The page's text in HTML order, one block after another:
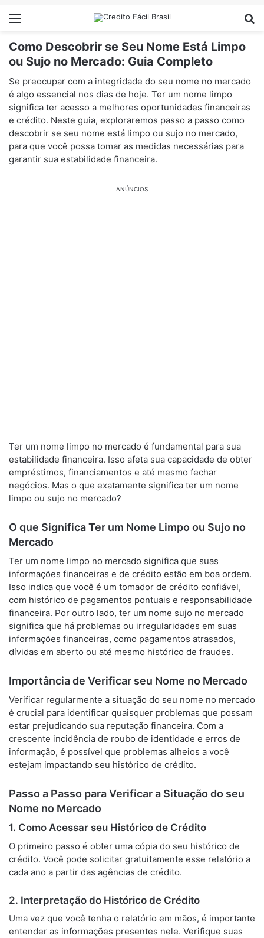
Menu
Como Descobrir se Seu Nome Está Limpo
ou Sujo no Mercado: Guia Completo
Se preocupar com a integridade do seu nome no mercado
é algo essencial nos dias de hoje. Ter um nome limpo
significa ter acesso a melhores oportunidades financeiras
e crédito. Neste guia, exploraremos passo a passo como
descobrir se seu nome está limpo ou sujo no mercado,
para que você possa tomar as medidas necessárias para
garantir sua estabilidade financeira.
ANÚNCIOS
Ter um nome limpo no mercado é fundamental para sua
estabilidade financeira. Isso afeta sua capacidade de obter
empréstimos, financiamentos e até mesmo fechar
negócios. Mas o que exatamente significa ter um nome
limpo ou sujo no mercado?
O que Significa Ter um Nome Limpo ou Sujo no
Mercado
Ter um nome limpo no mercado significa que suas
informações financeiras e de crédito estão em boa ordem.
Isso indica que você é um tomador de crédito confiável,
com histórico de pagamentos pontuais e responsabilidade
financeira. Por outro lado, ter um nome sujo no mercado
significa que há problemas ou irregularidades em suas
informações financeiras, como pagamentos atrasados,
dívidas em aberto ou até mesmo histórico de fraudes.
Importância de Verificar seu Nome no Mercado
Verificar regularmente a situação do seu nome no mercado
é crucial para identificar quaisquer problemas que possam
estar prejudicando sua reputação financeira. Com a
crescente incidência de roubo de identidade e erros de
informação, é possível que problemas alheios a você
estejam impactando seu histórico de crédito.
Passo a Passo para Verificar a Situação do seu
Nome no Mercado
1. Como Acessar seu Histórico de Crédito
O primeiro passo é obter uma cópia do seu histórico de
crédito. Você pode solicitar gratuitamente esse relatório a
cada ano a partir das agências de crédito.
2. Interpretação do Histórico de Crédito
Uma vez que você tenha o relatório em mãos, é importante
entender as informações presentes nele. Verifique suas